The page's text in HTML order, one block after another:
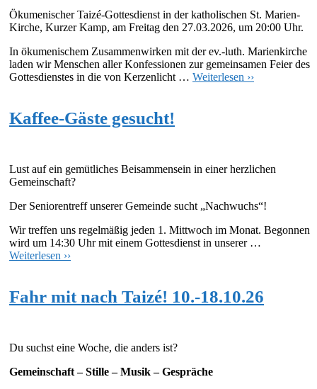
Ökumenischer Taizé-Gottesdienst in der katholischen St. Marien-
Kirche, Kurzer Kamp, am Freitag den 27.03.2026, um 20:00 Uhr.
In ökumenischem Zusammenwirken mit der ev.-luth. Marienkirche
laden wir Menschen aller Konfessionen zur gemeinsamen Feier des
Gottesdienstes in die von Kerzenlicht … Weiterlesen ››
Kaffee-Gäste gesucht!
Lust auf ein gemütliches Beisammensein in einer herzlichen
Gemeinschaft?
Der Seniorentreff unserer Gemeinde sucht „Nachwuchs“!
Wir treffen uns regelmäßig jeden 1. Mittwoch im Monat. Begonnen
wird um 14:30 Uhr mit einem Gottesdienst in unserer …
Weiterlesen ››
Fahr mit nach Taizé! 10.-18.10.26
Du suchst eine Woche, die anders ist?
Gemeinschaft – Stille – Musik – Gespräche